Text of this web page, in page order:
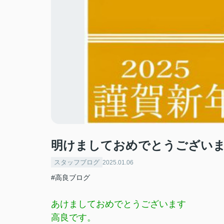
明けましておめでとうござい
スタッフブログ 2025.01.06
#高良ブログ
あけましておめでとうございます
高良です。